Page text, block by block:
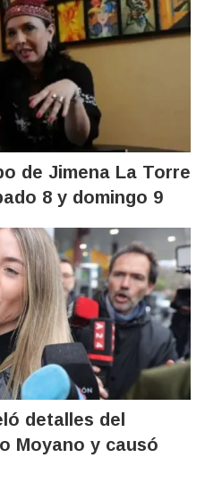
de Jimena La Torre
8 y domingo 9
detalles del
Moyano y causó